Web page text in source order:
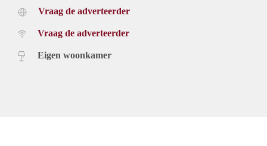
Vraag de adverteerder
Vraag de adverteerder
Eigen woonkamer